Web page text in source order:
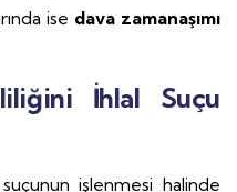
ise dava zamanaşımı
İhlal Suçu
işlenmesi halinde